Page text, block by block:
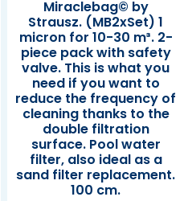
Miraclebag© by
Strausz. (MB2xSet) 1
micron for 10-30 m³. 2-
piece pack with safety
valve. This is what you
need if you want to
reduce the frequency of
cleaning thanks to the
double filtration
surface. Pool water
filter, also ideal as a
sand filter replacement.
100 cm.